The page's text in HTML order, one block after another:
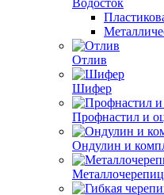
Водосток
Отлив
Шифер
Профнастил и
Ондулин и